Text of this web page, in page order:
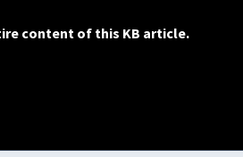
content of this KB article.